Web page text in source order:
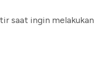
saat ingin melakukan